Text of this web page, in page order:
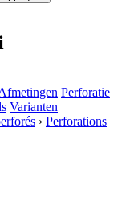
Perforatie
Varianten
› Perforations